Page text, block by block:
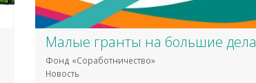
Малые гранты на большие дела
Фонд «Соработничество»
Новость